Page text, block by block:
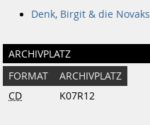
Denk, Birgit & die Novaks
ARCHIVPLATZ
FORMAT
ARCHIVPLATZ
CD
K07R12